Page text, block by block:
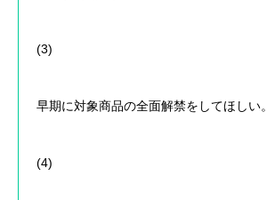
(3)
早期に対象商品の全面解禁をしてほしい。
(4)